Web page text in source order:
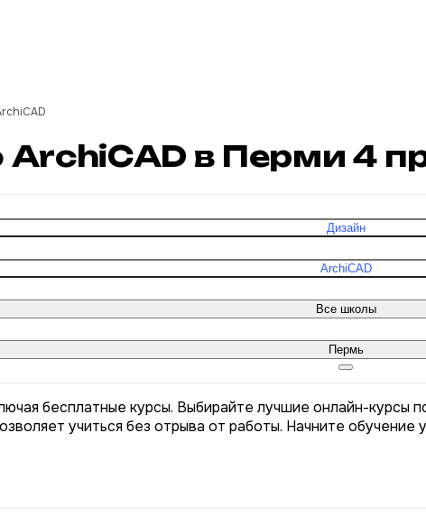
ArchiCAD в Перми4
Дизайн
ArchiCAD
Все школы
Пермь
бесплатные курсы. Выбирайте лучшие онлайн-курсы
учиться без отрыва от работы. Начните обучение